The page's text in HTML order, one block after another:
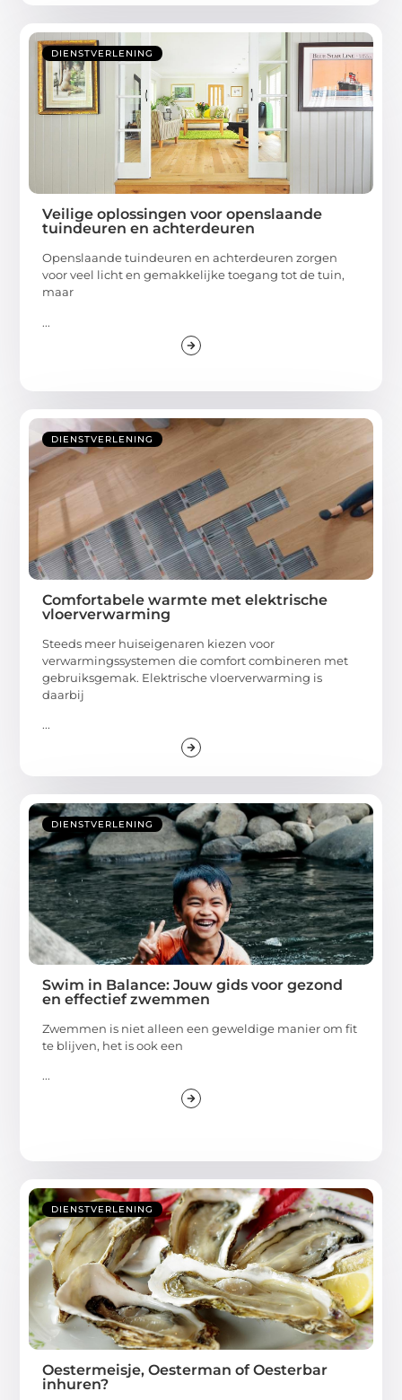
DIENSTVERLENING
Veilige oplossingen voor openslaande
tuindeuren en achterdeuren
Openslaande tuindeuren en achterdeuren zorgen
voor veel licht en gemakkelijke toegang tot de tuin,
maar
...
DIENSTVERLENING
Comfortabele warmte met elektrische
vloerverwarming
Steeds meer huiseigenaren kiezen voor
verwarmingssystemen die comfort combineren met
gebruiksgemak. Elektrische vloerverwarming is
daarbij
...
DIENSTVERLENING
Swim in Balance: Jouw gids voor gezond
en effectief zwemmen
Zwemmen is niet alleen een geweldige manier om fit
te blijven, het is ook een
...
DIENSTVERLENING
Oestermeisje, Oesterman of Oesterbar
inhuren?